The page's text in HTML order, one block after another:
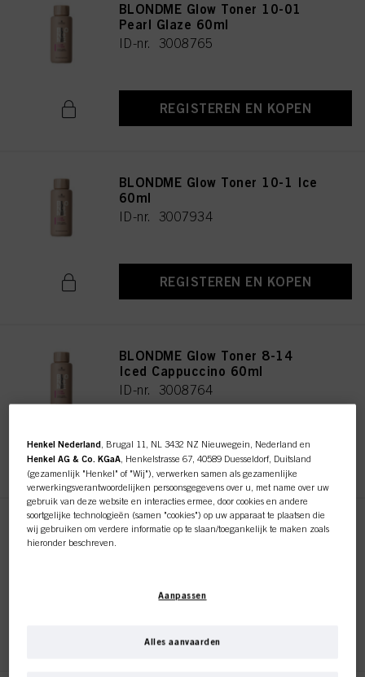
BLONDME Glow Toner 10-01
Pearl Glaze 60ml
ID-nr. 3008765
REGISTEREN EN KOPEN
BLONDME Glow Toner 10-1 Ice
60ml
ID-nr. 3007934
REGISTEREN EN KOPEN
BLONDME Glow Toner 8-14
Iced Cappuccino 60ml
ID-nr. 3008764
REGISTEREN EN KOPEN
BLONDME Glow Toner 9-19
Henkel Nederland , Brugal 11, NL 3432 NZ Nieuwegein, Nederland en
Henkel AG & Co. KGaA , Henkelstrasse 67, 40589 Duesseldorf, Duitsland
(gezamenlijk "Henkel" of "Wij"), verwerken samen als gezamenlijke
verwerkingsverantwoordelijken persoonsgegevens over u, met name over uw
gebruik van deze website en interacties ermee, door cookies en andere
soortgelijke technologieën (samen "cookies") op uw apparaat te plaatsen die
wij gebruiken om verdere informatie op te slaan/toegankelijk te maken zoals
hieronder beschreven.
aangegeven in onze Gegevensbeschermingsverklaring waarnaar een link in
te meten en te optimaliseren, om u
Aanpassen
Alles aanvaarden